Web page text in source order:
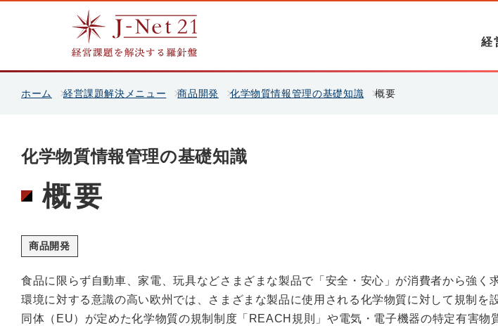
経
ホーム 経営課題解決メニュー 商品開発 化学物質情報管理の基礎知識 概要
化学物質情報管理の基礎知識
概要
商品開発
食品に限らず自動車、家電、玩具などさまざまな製品で「安全・安心」が消費者から強く
環境に対する意識の高い欧州では、さまざまな製品に使用される化学物質に対して規制を
同体（EU）が定めた化学物質の規制制度「REACH規則」や電気・電子機器の特定有害物